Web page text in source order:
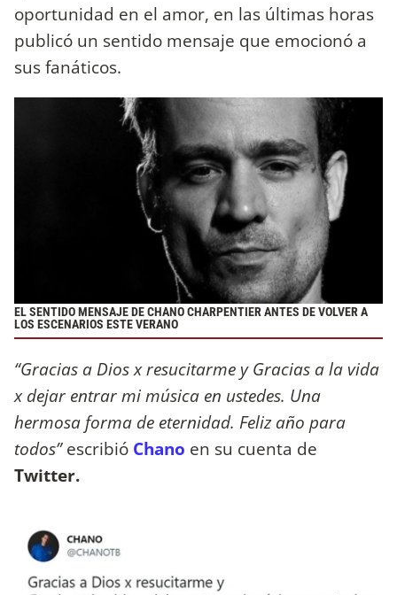
oportunidad en el amor, en las últimas horas
publicó un sentido mensaje que emocionó a
sus fanáticos.
EL SENTIDO MENSAJE DE CHANO CHARPENTIER ANTES DE VOLVER A
LOS ESCENARIOS ESTE VERANO
“Gracias a Dios x resucitarme y Gracias a la vida
x dejar entrar mi música en ustedes. Una
hermosa forma de eternidad. Feliz año para
todos”escribió Chano en su cuenta de
Twitter.